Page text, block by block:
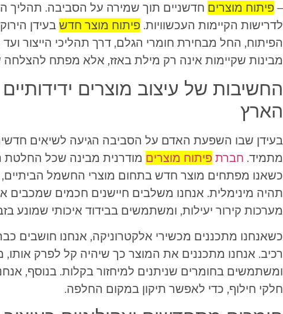
– פיתוח מוצרים
לדרישות הקיימות העכשוויות. פיתוח מוצר חדש בעידן
הפיתוח, החל מבחירת חומרי הגלם, דרך תהליכי הייצור
מבינות שקיימות אינה רק מילת באזז, אלא מפתח להצלחה
החשיבות של עיצוב מוצרים
הארץ
בעידן שבו השפעת האדם על הסביבה הגיעה לשיאים חדשים,
מתמיד. חברת פיתוח מוצרים מודרנית מבינה שכל החלטת
כשאנו מפתחים מוצר חדש בתחום מוצרי החשמל הביתיים,
תהיה מינימלית. אנחנו משלבים חיישנים חכמים
מערכות קירור יעילות, ומשתמשים בבידוד איכותי שמונע
כשאנחנו מתכננים מכשירי אלקטרוניקה, אנחנו חושבים
רכיב. אנחנו מתכננים את המוצר כך שיהיה קל לפרק
ומשתמשים בחומרים שניתנים למיחזור בקלות. בנוסף,
חלקי חילוף, כדי לאפשר תיקון במקום החלפה.